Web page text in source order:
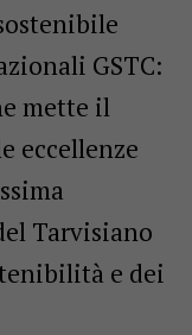
GSTC:
mette il
eccellenze
Tarvisiano
e dei